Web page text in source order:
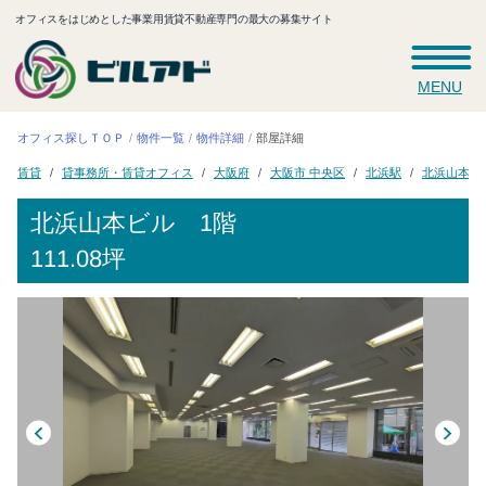
オフィスをはじめとした事業用賃貸不動産専門の最大の募集サイト
MENU
オフィス探しＴＯＰ 物件一覧 物件詳細 部屋詳細
賃貸 貸事務所・賃貸オフィス 大阪府 大阪市 中央区 北浜駅 北浜山本ビ
北浜山本ビル 1階
111.08坪